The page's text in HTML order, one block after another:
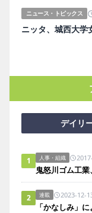
ニュース・トピックス
ニッタ、城西大学
デイリ
1 人事・組織
鬼怒川ゴム工
2 連載 2023-12-